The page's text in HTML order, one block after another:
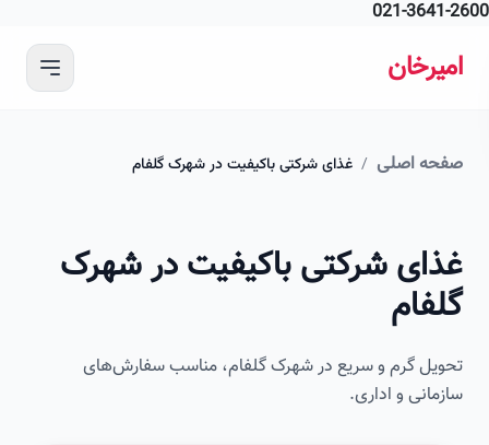
021-
اصلی / غذای شرکتی باکیفیت در شهرک گلفام
شرکتی باکیفیت در شهرک
گرم و سریع در شهرک گلفام، مناسب سفارش‌های
و اداری.